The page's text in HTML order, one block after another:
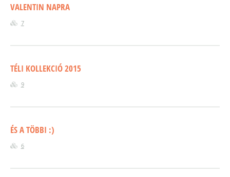
VALENTIN NAPRA
7
TÉLI KOLLEKCIÓ 2015
9
ÉS A TÖBBI :)
6